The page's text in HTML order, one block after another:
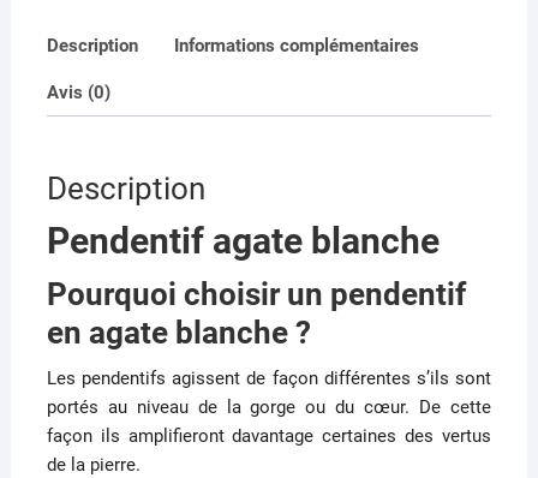
c
e
b
o
k
st
d
n
ai ta
er
Description Informations complémentaires
Avis (0)
Description
Pendentif agate blanche
Pourquoi choisir un pendentif
en agate blanche ?
Les pendentifs agissent de façon différentes s’ils sont
portés au niveau de la gorge ou du cœur. De cette
façon ils amplifieront davantage certaines des vertus
de la pierre.